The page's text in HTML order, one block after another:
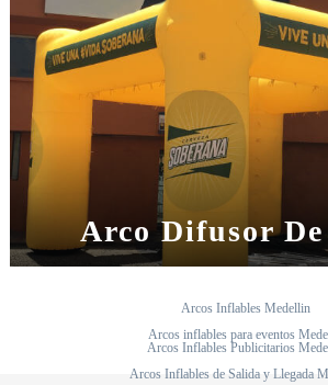
Arco Difusor De
Arcos Inflables Medellin
Arcos inflables para eventos
Arcos Inflables Publicitarios
Arcos Inflables de Salida y Llegada